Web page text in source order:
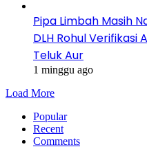
Pipa Limbah Masih
DLH Rohul Verifikasi
Teluk Aur
1 minggu ago
Load More
Popular
Recent
Comments